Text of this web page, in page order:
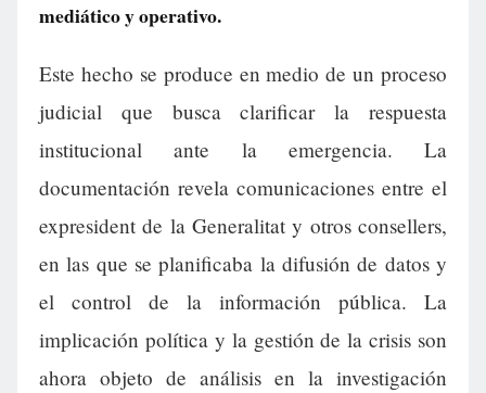
mediático y operativo.
Este hecho se produce en medio de un proceso
judicial que busca clarificar la respuesta
institucional ante la emergencia. La
documentación revela comunicaciones entre el
expresident de la Generalitat y otros consellers,
en las que se planificaba la difusión de datos y
el control de la información pública. La
implicación política y la gestión de la crisis son
ahora objeto de análisis en la investigación